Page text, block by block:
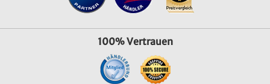
100% Vertrauen